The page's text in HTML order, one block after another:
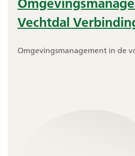
Vechtdal
Omgevingsmanagement in de